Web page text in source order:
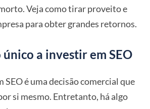
Veja como tirar proveito e
para obter grandes retornos.
único a investir em SEO
SEO é uma decisão comercial que
si mesmo. Entretanto, há algo